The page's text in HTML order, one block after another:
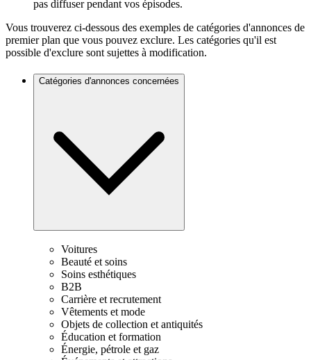
pas diffuser pendant vos épisodes.
Vous trouverez ci-dessous des exemples de catégories d'annonces de
premier plan que vous pouvez exclure. Les catégories qu'il est
possible d'exclure sont sujettes à modification.
Catégories d'annonces concernées
Voitures
Beauté et soins
Soins esthétiques
B2B
Carrière et recrutement
Vêtements et mode
Objets de collection et antiquités
Éducation et formation
Énergie, pétrole et gaz